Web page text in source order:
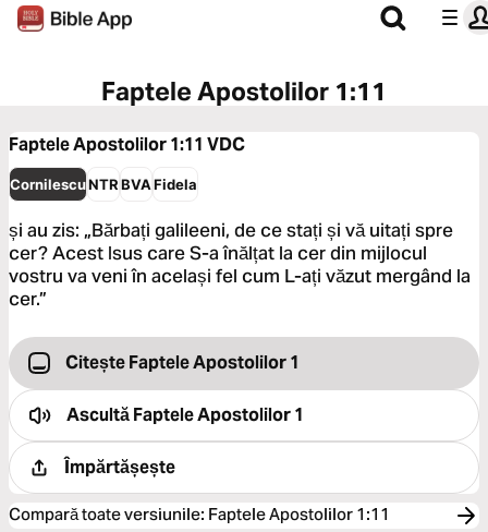
Faptele Apostolilor 1:11
Faptele Apostolilor 1:11 VDC
CornilescuNTRBVAFidela
și au zis: „Bărbați galileeni, de ce stați și vă uitați spre
cer? Acest Isus care S-a înălțat la cer din mijlocul
vostru va veni în același fel cum L-ați văzut mergând la
cer.”
Citește Faptele Apostolilor 1
AscultăFaptele Apostolilor 1
Împărtășește
Compară toate versiunile: Faptele Apostolilor 1:11